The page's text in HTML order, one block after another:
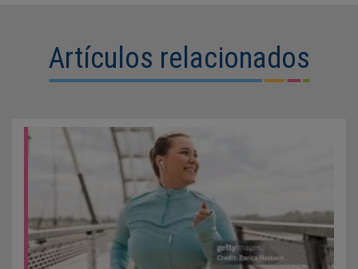
Artículos relacionados